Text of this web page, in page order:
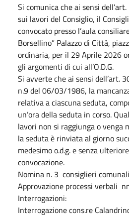
Si comunica che ai sensi
sui lavori del Consiglio, il
convocato presso l’aula
Borsellino” Palazzo di Città,
ordinaria, per il 29 Aprile 2026
gli argomenti di cui all’O.D.G.
Si avverte che ai sensi dell’art.
n.9 del 06/03/1986, la
relativa a ciascuna seduta,
un’ora della seduta in corso.
lavori non si raggiunga o venga
la seduta è rinviata al giorno
medesimo o.d.g. e senza
convocazione.
Nomina n. 3 consiglieri
Approvazione processi verbali
Interrogazioni:
Interrogazione cons.re